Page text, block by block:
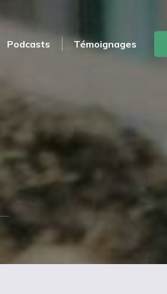
Podcasts Témoignages